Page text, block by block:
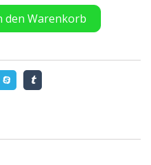
den Warenkorb